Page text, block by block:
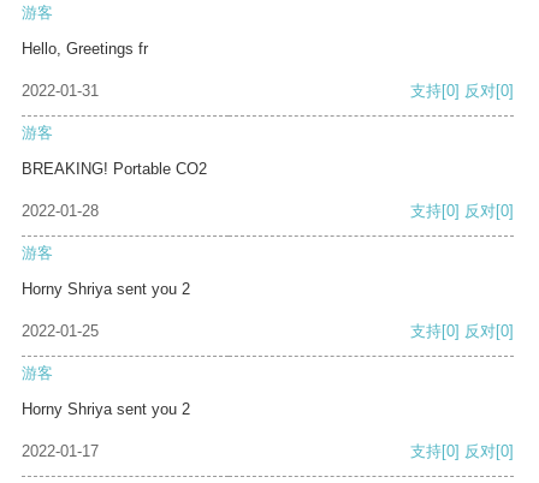
游客
Hello, Greetings fr
2022-01-31 支持[0] 反对[0]
游客
BREAKING! Portable CO2
2022-01-28 支持[0] 反对[0]
游客
Horny Shriya sent you 2
2022-01-25 支持[0] 反对[0]
游客
Horny Shriya sent you 2
2022-01-17 支持[0] 反对[0]